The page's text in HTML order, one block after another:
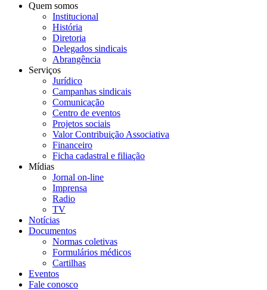
Quem somos
Institucional
História
Diretoria
Delegados sindicais
Abrangência
Serviços
Jurídico
Campanhas sindicais
Comunicação
Centro de eventos
Projetos sociais
Valor Contribuição Associativa
Financeiro
Ficha cadastral e filiação
Mídias
Jornal on-line
Imprensa
Radio
TV
Notícias
Documentos
Normas coletivas
Formulários médicos
Cartilhas
Eventos
Fale conosco